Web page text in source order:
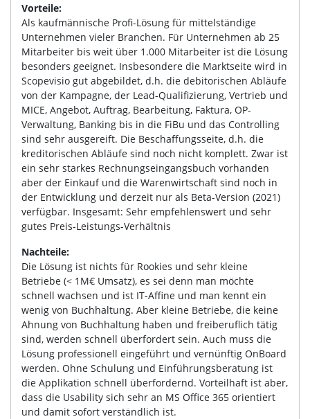
Vorteile:
Als kaufmännische Profi-Lösung für mittelständige
Unternehmen vieler Branchen. Für Unternehmen ab 25
Mitarbeiter bis weit über 1.000 Mitarbeiter ist die Lösung
besonders geeignet. Insbesondere die Marktseite wird in
Scopevisio gut abgebildet, d.h. die debitorischen Abläufe
von der Kampagne, der Lead-Qualifizierung, Vertrieb und
MICE, Angebot, Auftrag, Bearbeitung, Faktura, OP-
Verwaltung, Banking bis in die FiBu und das Controlling
sind sehr ausgereift. Die Beschaffungsseite, d.h. die
kreditorischen Abläufe sind noch nicht komplett. Zwar ist
ein sehr starkes Rechnungseingangsbuch vorhanden
aber der Einkauf und die Warenwirtschaft sind noch in
der Entwicklung und derzeit nur als Beta-Version (2021)
verfügbar. Insgesamt: Sehr empfehlenswert und sehr
gutes Preis-Leistungs-Verhältnis
Nachteile:
Die Lösung ist nichts für Rookies und sehr kleine
Betriebe (< 1M€ Umsatz), es sei denn man möchte
schnell wachsen und ist IT-Affine und man kennt ein
wenig von Buchhaltung. Aber kleine Betriebe, die keine
Ahnung von Buchhaltung haben und freiberuflich tätig
sind, werden schnell überfordert sein. Auch muss die
Lösung professionell eingeführt und vernünftig OnBoard
werden. Ohne Schulung und Einführungsberatung ist
die Applikation schnell überfordernd. Vorteilhaft ist aber,
dass die Usability sich sehr an MS Office 365 orientiert
und damit sofort verständlich ist.